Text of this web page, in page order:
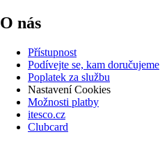
O nás
Přístupnost
Podívejte se, kam doručujeme
Poplatek za službu
Nastavení Cookies
Možnosti platby
itesco.cz
Clubcard